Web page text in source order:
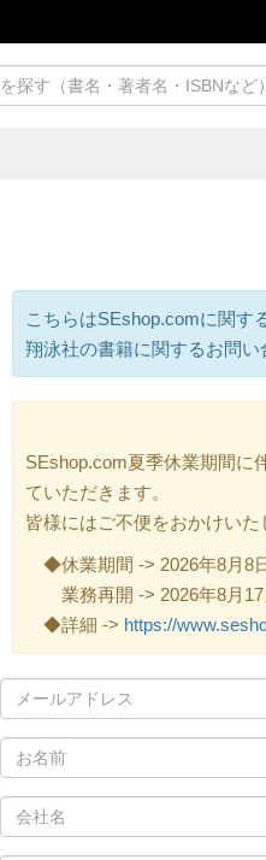
こちらはSEshop.comに関す
翔泳社の書籍に関するお問い
SEshop.com夏季休業期間に
ていただきます。
皆様にはご不便をおかけい
◆休業期間 -> 2026年8月8
業務再開 -> 2026年8月17
◆詳細 -> https://